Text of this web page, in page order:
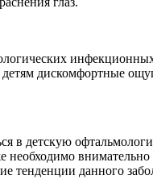
детям дискомфортные
в детскую
тенденции данного